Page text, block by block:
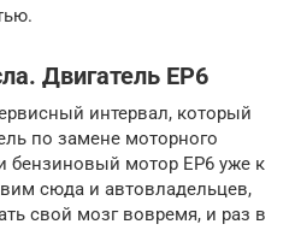
Двигатель EP6
интервал, который
по замене моторного
бензиновый мотор EP6 уже к
сюда и автовладельцев,
свой мозг вовремя, и раз в